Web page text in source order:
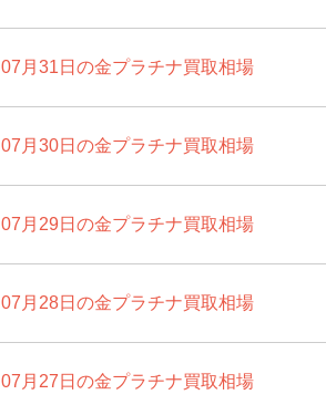
07月31日の金プラチナ買取相場
07月30日の金プラチナ買取相場
07月29日の金プラチナ買取相場
07月28日の金プラチナ買取相場
07月27日の金プラチナ買取相場